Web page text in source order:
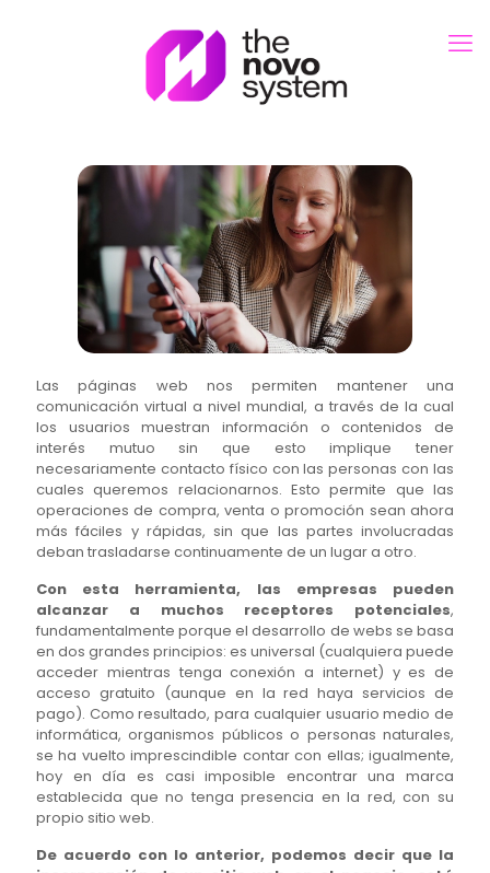
Las páginas web nos permiten mantener una
comunicación virtual a nivel mundial, a través de la cual
los usuarios muestran información o contenidos de
interés mutuo sin que esto implique tener
necesariamente contacto físico con las personas con las
cuales queremos relacionarnos. Esto permite que las
operaciones de compra, venta o promoción sean ahora
más fáciles y rápidas, sin que las partes involucradas
deban trasladarse continuamente de un lugar a otro.
Con esta herramienta, las empresas pueden
alcanzar a muchos receptores potenciales,
fundamentalmente porque el desarrollo de webs se basa
en dos grandes principios: es universal (cualquiera puede
acceder mientras tenga conexión a internet) y es de
acceso gratuito (aunque en la red haya servicios de
pago). Como resultado, para cualquier usuario medio de
informática, organismos públicos o personas naturales,
se ha vuelto imprescindible contar con ellas; igualmente,
hoy en día es casi imposible encontrar una marca
establecida que no tenga presencia en la red, con su
propio sitio web.
De acuerdo con lo anterior, podemos decir que la